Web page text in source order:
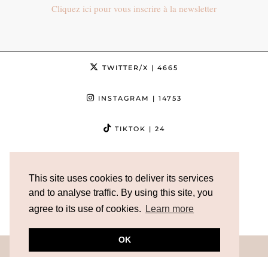
This site uses cookies to deliver its services
and to analyse traffic. By using this site, you
agree to its use of cookies.
Learn more
OK
Cliquez ici pour vous inscrire à la newsletter
TWITTER/X | 4665
INSTAGRAM | 14753
TIKTOK | 24
PINTEREST| 5013